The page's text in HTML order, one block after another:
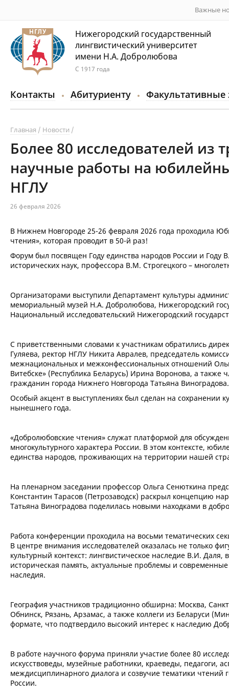
Важные
Нижегородский государственный
лингвистический университет
имени Н.А. Добролюбова
С 1917 года
Контакты Абитуриенту Факультативные
Главная Новости
Более 80 исследователей из
научные работы на
НГЛУ
26 февраля 2026
В Нижнем Новгороде 25-26 февраля 2026 года проходила
чтения», которая проводит в 50-й раз!
Форум был посвящен Году единства народов России и
исторических наук, профессора В.М. Строгецкого –
Организаторами выступили Департамент культуры
мемориальный музей Н.А. Добролюбова, Нижегородский
Национальный исследовательский Нижегородский
С приветственными словами к участникам обратились
Гуляева, ректор НГЛУ Никита Авралев, председатель
межнациональных и межконфессиональных отношений
Витебске» (Республика Беларусь) Ирина Воронова, а
гражданин города Нижнего Новгорода Татьяна Виноградова.
Особый акцент в выступлениях был сделан на сохранении
нынешнего года.
«Добролюбовские чтения» служат платформой для
многокультурного характера России. В этом контексте,
единства народов, проживающих на территории нашей
На пленарном заседании профессор Ольга Сенюткина
Константин Тарасов (Петрозаводск) раскрыл концепцию
Татьяна Виноградова поделилась новыми находками в
Работа конференции проходила на восьми тематических
В центре внимания исследователей оказалась не только
культурный контекст: лингвистическое наследие В.И.
историческая память, актуальные проблемы и
наследия.
География участников традиционно обширна: Москва,
Обнинск, Рязань, Арзамас, а также коллеги из Беларуси
формате, что подтвердило высокий интерес к наследию
В работе научного форума приняли участие более 80
искусствоведы, музейные работники, краеведы, педагоги,
междисциплинарного диалога и созвучие тематики чтений
России.